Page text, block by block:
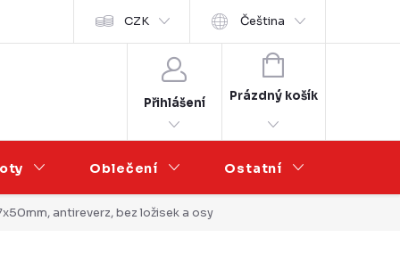
Velkoobchod CZK Čeština
Přihlášení
NÁKUPNÍ
KOŠÍK
Prázdný košík
Oblečení Ostatní
antireverz, bez ložisek a osy